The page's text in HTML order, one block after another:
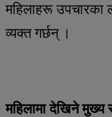
महिलाहरू
व्यक्त गर्छन् ।
महिलामा देखिने मुख्य